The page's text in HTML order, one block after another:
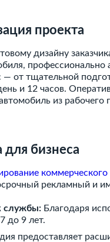
проекта
дизайну
— от тщательной
и 12 часов.
из
для бизнеса
коммерческого
рекламный и
службы: Благодаря
до 9 лет.
предоставляет